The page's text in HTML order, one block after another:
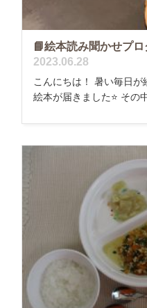
📘絵本読み聞かせプロ
2023.06.28
こんにちは！ 暑い毎日
絵本が届きました⭐️ その